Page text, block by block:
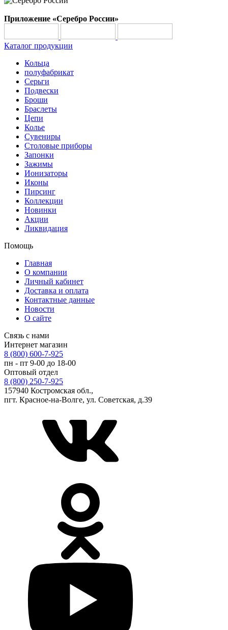
Приложение «Серебро России»
Каталог продукции
Кольца
полуфабрикат
Серьги
Подвески
Броши
Браслеты
Цепи
Колье
Сувениры
Столовые приборы
Запонки
Зажимы
Ионизаторы
Иконы
Пирсинг
Коллекции
Новинки
Акции
Ликвидация
Помощь
Главная
О компании
Личный кабинет
Доставка и оплата
Контактные данные
Новости
О сайте
Связь с нами
Интернет магазин
8 (800) 600-7-925
пн - пт 9-00 до 18-00
Оптовый отдел
8 (800) 250-7-925
157940 Костромская обл.,
пгт. Красное-на-Волге, ул. Советская, д.39